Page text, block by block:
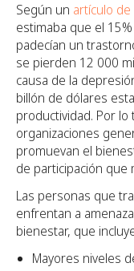
Según un artículo
estimaba que el
padecían un
se pierden 12 000
causa de la
billón de dólares
productividad. Por
organizaciones
promuevan el
de participación que
Las personas que
enfrentan a
bienestar, que
Mayores niveles